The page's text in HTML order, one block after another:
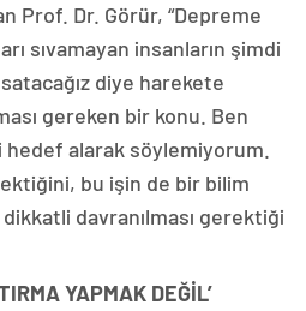
Prof. Dr. Görür, “Depreme
sıvamayan insanların şimdi
diye harekete
gereken bir konu. Ben
alarak söylemiyorum.
bu işin de bir bilim
davranılması gerektiği
YAPMAK DEĞİL’